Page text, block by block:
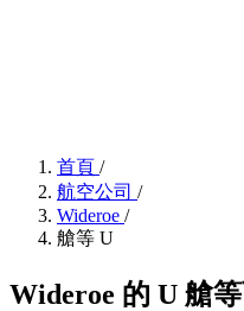
首頁 /
航空公司 /
Wideroe /
艙等 U
Wideroe 的 U 艙